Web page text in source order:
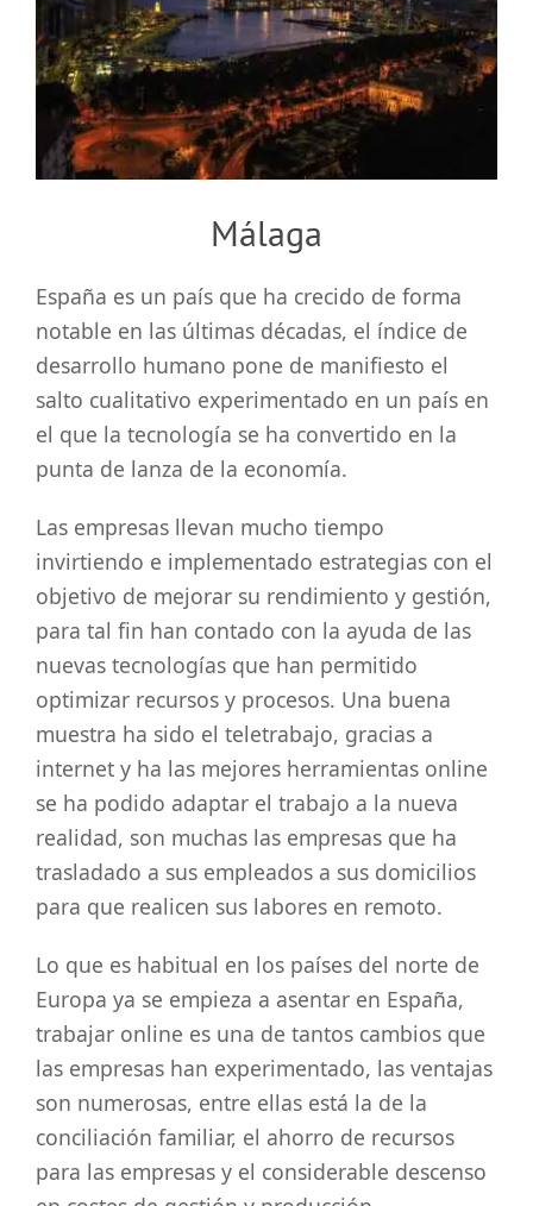
grande
Málaga
España es un país que ha crecido de forma
notable en las últimas décadas, el índice de
desarrollo humano pone de manifiesto el
salto cualitativo experimentado en un país en
el que la tecnología se ha convertido en la
punta de lanza de la economía.
Las empresas llevan mucho tiempo
invirtiendo e implementado estrategias con el
objetivo de mejorar su rendimiento y gestión,
para tal fin han contado con la ayuda de las
nuevas tecnologías que han permitido
optimizar recursos y procesos. Una buena
muestra ha sido el teletrabajo, gracias a
internet y ha las mejores herramientas online
se ha podido adaptar el trabajo a la nueva
realidad, son muchas las empresas que ha
trasladado a sus empleados a sus domicilios
para que realicen sus labores en remoto.
Lo que es habitual en los países del norte de
Europa ya se empieza a asentar en España,
trabajar online es una de tantos cambios que
las empresas han experimentado, las ventajas
son numerosas, entre ellas está la de la
conciliación familiar, el ahorro de recursos
para las empresas y el considerable descenso